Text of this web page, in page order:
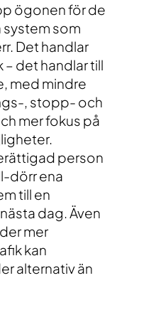
ögonen för de
som
Det handlar
– det handlar till
med mindre
, stopp- och
mer fokus på
person
dörr ena
till en
dag. Även
mer
kan
alternativ än